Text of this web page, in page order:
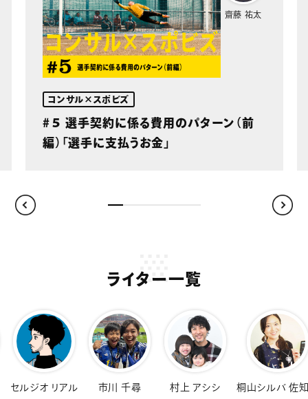
齋藤 祐太
コンサル×スポビズ
#５ 選手契約に係る費用のパターン（前
編）「選手に支払うお金」
ライター一覧
リアル 市川 千尋 村上 アシシ 桐山シルバ 佐知子